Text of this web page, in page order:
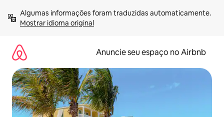
para
Mostrar idioma original
Anuncie seu espaço no Airbnb